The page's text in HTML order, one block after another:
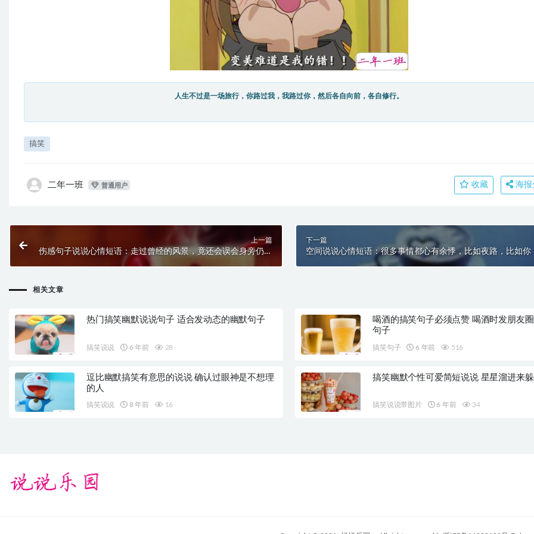
人生不过是一场旅行，你路过我，我路过你，然后各自向前，各自修行。
搞笑
二年一班 普通用户 收藏 海报
上一篇
伤感句子说说心情短语：走过曾经的风景，竟还会误会身旁仍有
下一篇
空间说说心情短语：很多事情都心有余悸，比如夜路，比如你
相关文章
热门搞笑幽默说说句子 适合发动态的幽默句子
搞笑说说 6 年前 28
喝酒的搞笑句子必须点赞 喝酒时发朋友
句子
搞笑句子 6 年前 516
逗比幽默搞笑有意思的说说 确认过眼神是不想理
的人
搞笑说说 8 年前 16
搞笑幽默个性可爱简短说说 星星溜进来
搞笑说说带图片 6 年前 34